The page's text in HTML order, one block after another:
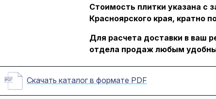
Стоимость плитки указана с
Красноярского края, кратно
Для расчета доставки в ваш
отдела продаж любым
Скачать каталог в формате PDF